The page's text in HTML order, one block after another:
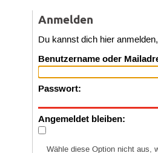
Anmelden
Du kannst dich hier
Benutzername oder
Passwort:
Angemeldet bleiben:
Wähle diese Option nicht aus,